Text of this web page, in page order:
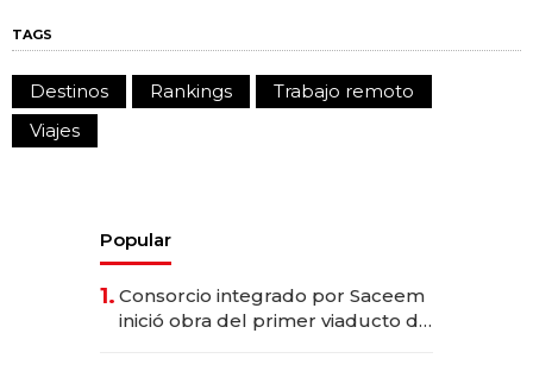
TAGS
Destinos Rankings
Trabajo remoto
Viajes
Popular
1. Consorcio integrado por Saceem
inició obra del primer viaducto de